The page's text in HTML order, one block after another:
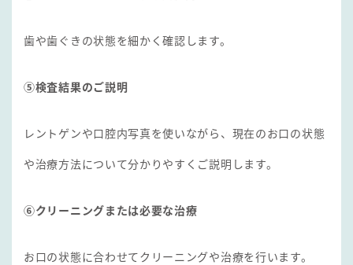
歯や歯ぐきの状態を細かく確認します。
⑤検査結果のご説明
レントゲンや口腔内写真を使いながら、現在のお口の状態
や治療方法について分かりやすくご説明します。
⑥クリーニングまたは必要な治療
お口の状態に合わせてクリーニングや治療を行います。